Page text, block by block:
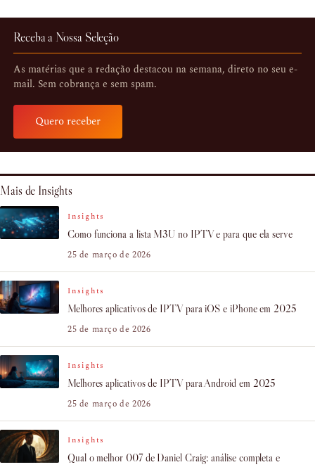
Receba a Nossa Seleção
As matérias que a redação destacou na semana, direto no seu e-
mail. Sem cobrança e sem spam.
Quero receber
Mais de Insights
Insights
Como funciona a lista M3U no IPTV e para que ela serve
25 de março de 2026
Insights
Melhores aplicativos de IPTV para iOS e iPhone em 2025
25 de março de 2026
Insights
Melhores aplicativos de IPTV para Android em 2025
25 de março de 2026
Insights
Qual o melhor 007 de Daniel Craig: análise completa e